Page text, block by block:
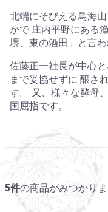
北端にそびえる鳥海
かで 庄内平野にある
堺、東の酒田」と言
佐藤正一社長が中心
まで妥協せずに 醸さ
す。 又、様々な酵母
国屈指です。
5件の商品がみつかりま